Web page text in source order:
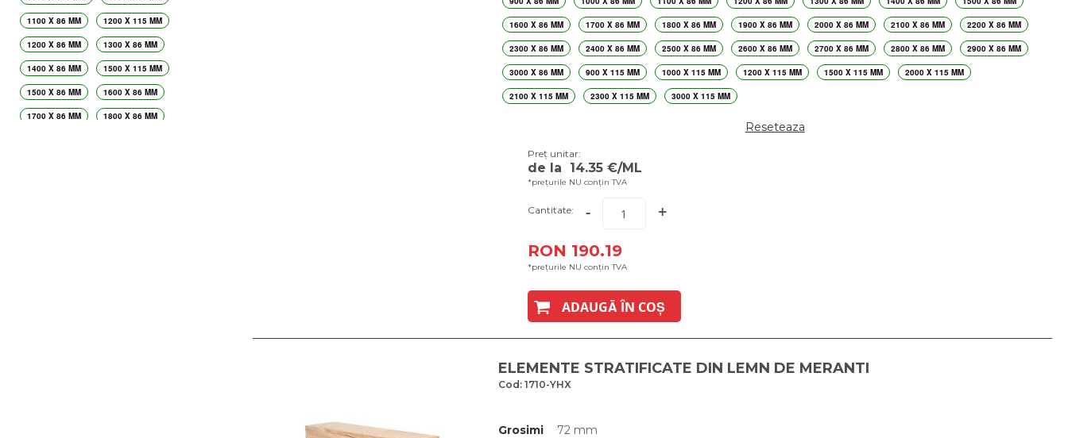
1600 X 86 MM 1700 X 86 MM 1800 X 86 MM 1900 X 86 MM 2000 X 86 MM 2100 X 86 MM 2200 X 86 MM
2300 X 86 MM 2400 X 86 MM 2500 X 86 MM 2600 X 86 MM 2700 X 86 MM 2800 X 86 MM 2900 X 86 MM
3000 X 86 MM 900 X 115 MM 1000 X 115 MM 1200 X 115 MM 1500 X 115 MM 2000 X 115 MM
2100 X 115 MM 2300 X 115 MM 3000 X 115 MM
Reseteaza
Preț unitar:
de la 14.35 €/ML
*prețurile NU conțin TVA
Cantitate: - +
RON 190.19
*prețurile NU conțin TVA
ADAUGĂ ÎN COȘ
ELEMENTE STRATIFICATE DIN LEMN DE MERANTI
Cod: 1710-YHX
Grosimi 72 mm
1100 X 86 MM 1200 X 115 MM
1200 X 86 MM 1300 X 86 MM
1400 X 86 MM 1500 X 115 MM
1500 X 86 MM 1600 X 86 MM
1700 X 86 MM 1800 X 86 MM